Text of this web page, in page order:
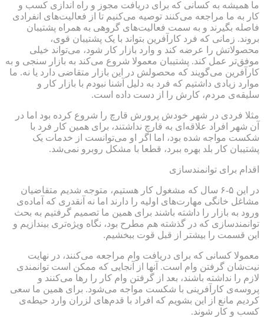
ما همیشه به کسانی که برای دریافت مجوز و راه اندازی کسب و
کار به ما مراجعه می‌کنند توصیه می‌کنیم تا از فعالیت‌های انفرادی
فاصله بگیرند و به سمت فعالیت‌های گروهی به همراه پشتیبان
بروند. زمانی که فرد کارآفرین بتواند با یک پشتیبان قوی،
محصولاتش را عرضه کند و وارد بازار کار شود، می‌تواند خیلی
موفق‌تر عمل کند. پشتیبان معمولا شروع می‌کند به بازار سنجی و به
کارآفرین می‌گویند که محصولش در این بازار متقاضی دارد یا نه. ما
موارد زیادی داشتیم که فرد به دلیل آشنا نبودم با بازار کار و
سلیقه‌ی مردم، کارش را از دست داده است.
مثلا فردی در شهر خودش پرورش قارچ را شروع کرده بود اما در
آن شهر افراد علاقه‌ای به قارچ نداشتند، برای همین کار فرد با
شکست مواجه شده بود، اما اگر او می‌توانست از خدمات یک
پشتیبان کار بلد بهره ببرد، قطعا با مشکل روبرو نمی‌شد.
اقدام برای توانمندسازی
در این ۵-۶ سال که مشغول کار هستیم، متوجه شدیم متقاضیان
مشاغل خانگی مهارت‌های اولیه را دارند اما نه آنقدری که آماده‌ی
ورود به بازار را داشته باشند برای همین ما تصمیم گرفتیم به بحث
توانمندسازی که در گذشته هم مطرح بود، نگاه ویژه‌تری بیندازیم و
این قسمت را بیشتر از قبل قوت ببخشیم.
معمولا کسانی که برای دریافت وام مراجعه می‌کنند، در نهایت
نیت‌شان گرفتن وام است. آنها از آنجایی که ممکن است توانمندی
لازم را نداشته باشند، بعد از گرفتن وام کار را رها می‌کنند و
پروسه‌ی کارآفرینی با شکست مواجه می‌شود. برای همین ما سعی
کردیم مانع از این بشویم که افراد با قدم‌های لزران وارد حیطه‌ی
کسب و کار شوند.